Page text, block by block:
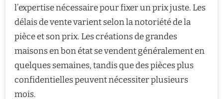
l’expertise nécessaire pour fixer un prix juste. Les
délais de vente varient selon la notoriété de la
pièce et son prix. Les créations de grandes
maisons en bon état se vendent généralement en
quelques semaines, tandis que des pièces plus
confidentielles peuvent nécessiter plusieurs
mois.